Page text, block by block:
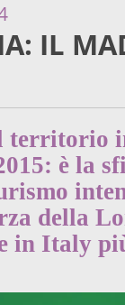
IL
territorio
è la
della
in Italy